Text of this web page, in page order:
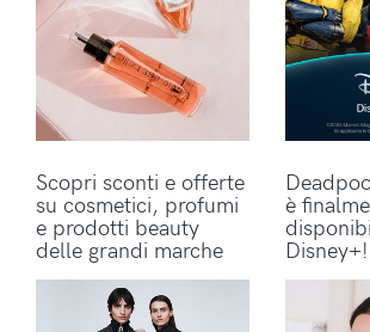
Scopri sconti e offerte
su cosmetici, profumi
e prodotti beauty
delle grandi marche
è
Disney+!